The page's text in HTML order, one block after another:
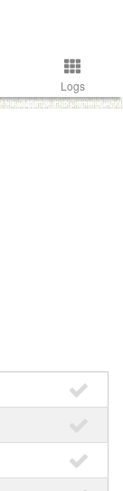
Logs